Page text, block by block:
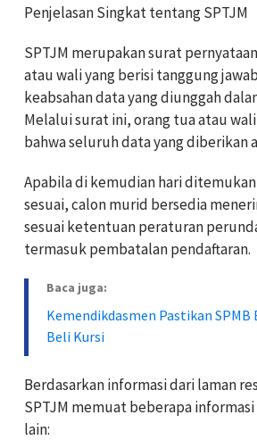
Penjelasan Singkat tentang SPTJM
SPTJM merupakan surat
atau wali yang berisi tanggung
keabsahan data yang diunggah
Melalui surat ini, orang tua atau
bahwa seluruh data yang diberikan
Apabila di kemudian hari
sesuai, calon murid bersedia
sesuai ketentuan peraturan
termasuk pembatalan pendaftaran.
Baca juga:
Kemendikdasmen Pastikan
Beli Kursi
Berdasarkan informasi dari laman
SPTJM memuat beberapa
lain: